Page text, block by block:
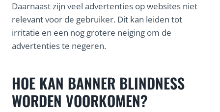
Daarnaast zijn veel advertenties op websites niet
relevant voor de gebruiker. Dit kan leiden tot
irritatie en een nog grotere neiging om de
advertenties te negeren.
HOE KAN BANNER BLINDNESS
WORDEN VOORKOMEN?